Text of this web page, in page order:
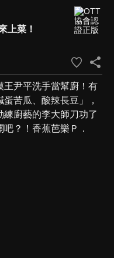
上菜！
王尹平洗手當幫廚！有
苦瓜、酸辣長豆」，
廚藝的李大師刀功了
？！香蕉芭樂Ｐ．